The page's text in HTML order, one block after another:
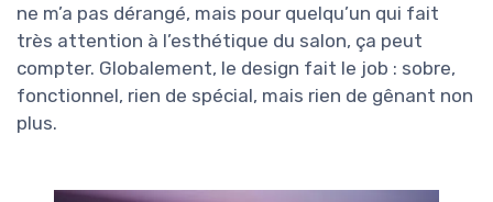
ne m’a pas dérangé, mais pour quelqu’un qui fait
très attention à l’esthétique du salon, ça peut
compter. Globalement, le design fait le job : sobre,
fonctionnel, rien de spécial, mais rien de gênant non
plus.